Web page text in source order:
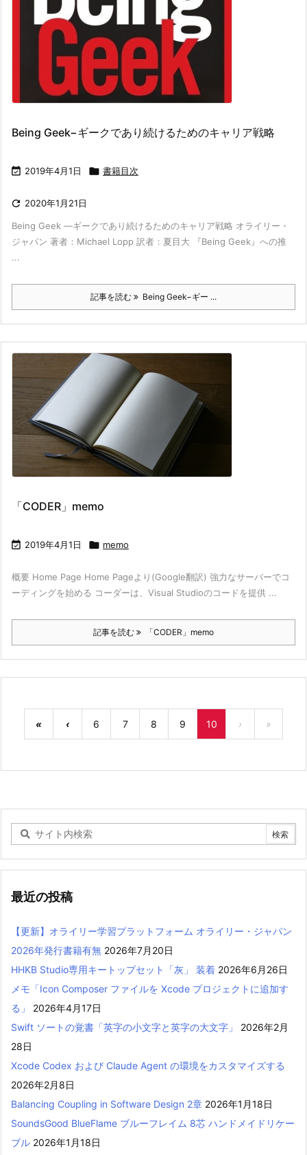
Being Geek−ギークであり続けるためのキャリア戦略
 2019年4月1日  書籍目次
 2020年1月21日
Being Geek ―ギークであり続けるためのキャリア戦略 オライリー・
ジャパン 著者：Michael Lopp 訳者：夏目大 『Being Geek』への推
...
記事を読む Being Geek−ギー ...
「CODER」memo
 2019年4月1日  memo
概要 Home Page Home Pageより(Google翻訳) 強力なサーバーでコ
ーディングを始める コーダーは、Visual Studioのコードを提供 ...
記事を読む 「CODER」memo
« ‹ 6 7 8 9 10 › »
最近の投稿
【更新】オライリー学習プラットフォーム オライリー・ジャパン
2026年発行書籍有無 2026年7月20日
HHKB Studio専用キートップセット「灰」 装着 2026年6月26日
メモ「Icon Composer ファイルを Xcode プロジェクトに追加す
る」
2026年4月17日
Swift ソートの覚書「英字の小文字と英字の大文字」
2026年2月
28日
Xcode Codex および Claude Agent の環境をカスタマイズする
2026年2月8日
Balancing Coupling in Software Design 2章 2026年1月18日
SoundsGood BlueFlame ブルーフレイム 8芯 ハンドメイドリケー
ブル 2026年1月18日